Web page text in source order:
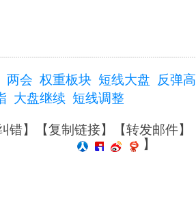
两会 权重板块 短线大盘
反弹
大盘继续 短线调整
错】【复制链接】【转发邮件】
】